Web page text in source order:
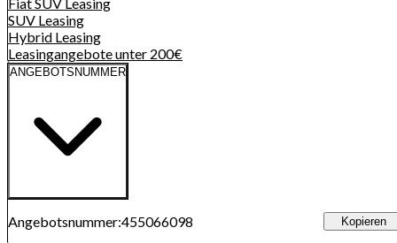
SUV Leasing
Hybrid Leasing
Leasingangebote unter 200€
ANGEBOTSNUMMER
Angebotsnummer:455066098 Kopieren